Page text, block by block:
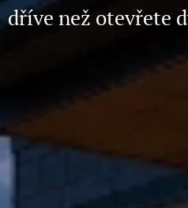
dříve než otevřete